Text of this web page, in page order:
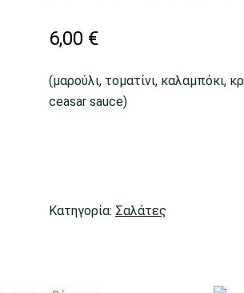
6,00 €
(μαρούλι, τοματίνι, καλαμπόκι,
ceasar sauce)
Κατηγορία: Σαλάτες